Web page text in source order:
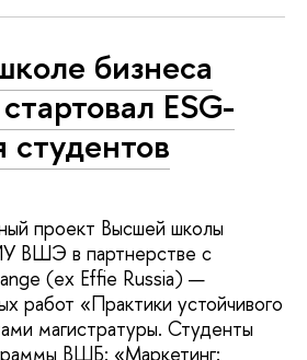
бизнеса
ESG-
студентов
проект Высшей школы
ВШЭ в партнерстве с
(ех Effie Russia) —
работ «Практики устойчивого
магистратуры. Студенты
ВШБ: «Маркетинг: